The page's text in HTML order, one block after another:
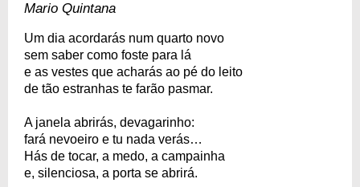
Mario Quintana
Um dia acordarás num quarto novo
sem saber como foste para lá
e as vestes que acharás ao pé do leito
de tão estranhas te farão pasmar.
A janela abrirás, devagarinho:
fará nevoeiro e tu nada verás…
Hás de tocar, a medo, a campainha
e, silenciosa, a porta se abrirá.